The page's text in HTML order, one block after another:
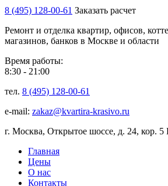
8 (495) 128-00-61 Заказать расчет
Ремонт и отделка квартир, офисов,
магазинов, банков в Москве и области
Время работы:
8:30 - 21:00
тел. 8 (495) 128-00-61
e-mail: zakaz@kvartira-krasivo.ru
г. Москва, Открытое шоссе, д. 24, кор. 5
Главная
Цены
О нас
Контакты